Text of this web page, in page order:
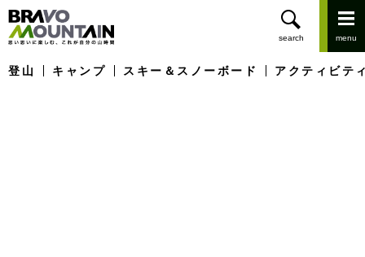
登山 キャンプ スキー＆スノーボード アクティビテ